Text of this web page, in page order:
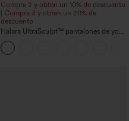
+5
Compra 2 y obtén un 10% de descuento
| Compra 3 y obtén un 20% de
descuento
Halara UltraSculpt™ pantalones de yoga
holgados de talle alto con control
abdominal, rayas color block y bolsillos